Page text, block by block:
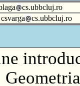
cs.ubbcluj.ro
cs.ubbcluj.ro